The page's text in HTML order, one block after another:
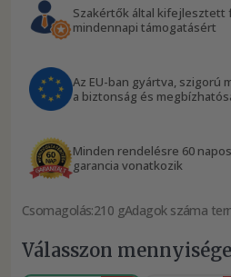
Szakértők által kifejlesztett
mindennapi támogatásért
Az EU-ban gyártva, szigorú
a biztonság és
Minden rendelésre 60
garancia vonatkozik
Csomagolás:210 gAdagok száma
Válasszon